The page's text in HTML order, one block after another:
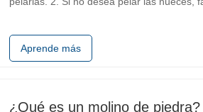
tuercas. 5. Coloque las nueces en…
Aprende más
¿Qué es un molino de piedra?